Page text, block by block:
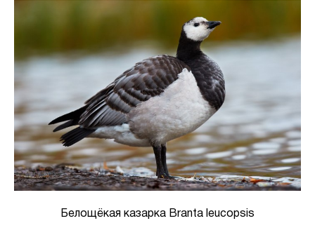
Белощёкая казарка Branta leucopsis